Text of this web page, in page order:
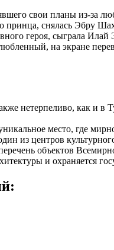
свои планы из-за
принца, снялась Эбру
героя, сыграла Илай
на экране
нетерпеливо, как и
место, где
из центров
объектов
и охраняется